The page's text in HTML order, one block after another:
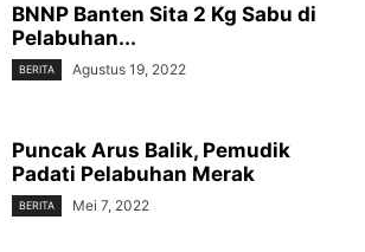
BNNP Banten Sita 2 Kg Sabu di
Pelabuhan...
BERITA Agustus 19, 2022
Puncak Arus Balik, Pemudik
Padati Pelabuhan Merak
BERITA Mei 7, 2022